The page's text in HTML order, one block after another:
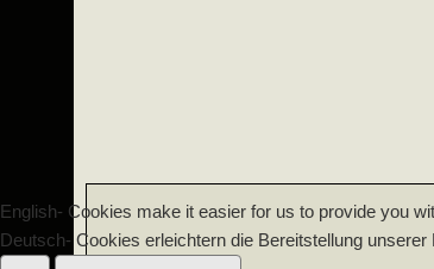
English- Cookies make it easier for us to provide you
Deutsch- Cookies erleichtern die Bereitstellung